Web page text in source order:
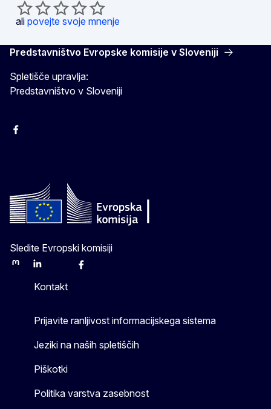
ali povejte svoje mnenje
Predstavništvo Evropske komisije v Sloveniji
Spletišče upravlja:
Predstavništvo v Sloveniji
Facebook
Sledite Evropski komisiji
MastodonLinkedInBlueskyFacebook
Kontakt
Prijavite ranljivost informacijskega sistema
Jeziki na naših spletiščih
Piškotki
Politika varstva zasebnost